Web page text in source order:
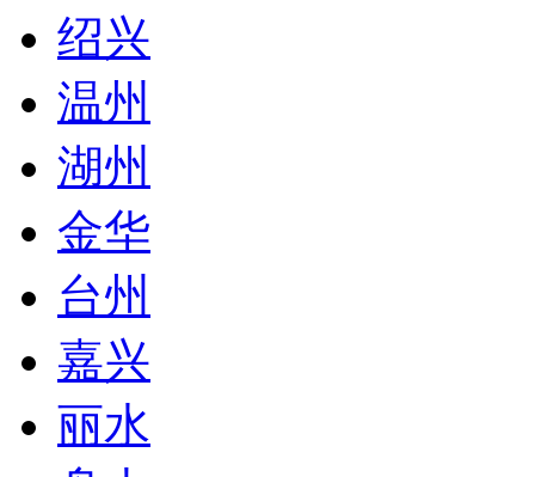
绍兴
温州
湖州
金华
台州
嘉兴
丽水